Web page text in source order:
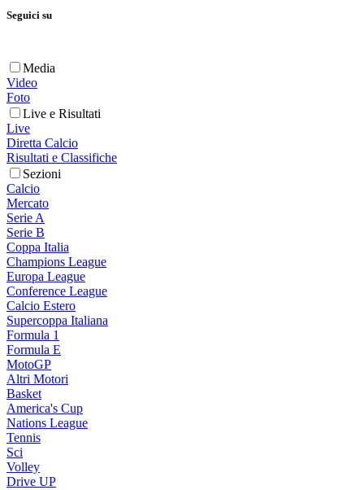
Seguici su
Media
Video
Foto
Live e Risultati
Live
Diretta Calcio
Risultati e Classifiche
Sezioni
Calcio
Mercato
Serie A
Serie B
Coppa Italia
Champions League
Europa League
Conference League
Calcio Estero
Supercoppa Italiana
Formula 1
Formula E
MotoGP
Altri Motori
Basket
America's Cup
Nations League
Tennis
Sci
Volley
Drive UP